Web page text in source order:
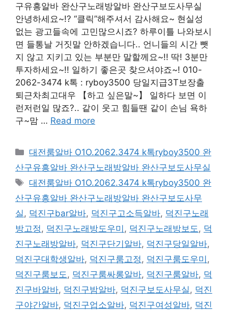
구유흥알바 완산구노래방알바 완산구보도사무실
안녕하세요~!? “클릭”해주셔서 감사해요~ 현실성
없는 광고들속에 고민많으시죠? 하루이틀 나와보시
면 들통날 거짓말 안하겠습니다.. 언니들의 시간 뺏
지 않고 지키고 있는 부분만 말할께요~!! 딱! 3분만
투자하세요~!! 일하기 좋은곳 찾으셔야죠~! 010-
2062-3474 k톡 : ryboy3500 당일지급3T보장출
퇴근차최고대우 【하고 싶은말~】 일하다 보면 이
런저런일 많죠?.. 같이 웃고 힘들땐 같이 손님 욕하
구~맘 … Read more
카
테
고
리
대전룸알바 O1O.2062.3474 k톡ryboy3500 완
산구유흥알바 완산구노래방알바 완산구보도사무실
태
그
대전룸알바 O1O.2062.3474 k톡ryboy3500 완
산구유흥알바 완산구노래방알바 완산구보도사무
실 , 덕진구bar알바, 덕진구고소득알바, 덕진구노래
방고정 , 덕진구노래방도우미 , 덕진구노래방보도 , 덕
진구노래방알바, 덕진구단기알바, 덕진구당일알바,
덕진구대학생알바, 덕진구룸고정 , 덕진구룸도우미 ,
덕진구룸보도 , 덕진구룸싸롱알바, 덕진구룸알바, 덕
진구바알바, 덕진구밤알바, 덕진구보도사무실 , 덕진
구야간알바, 덕진구업소알바, 덕진구여성알바, 덕진